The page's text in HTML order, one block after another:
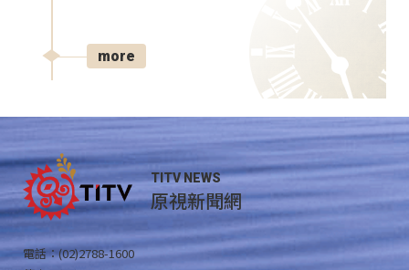
more
TITV NEWS
原視新聞網
電話：(02)2788-1600